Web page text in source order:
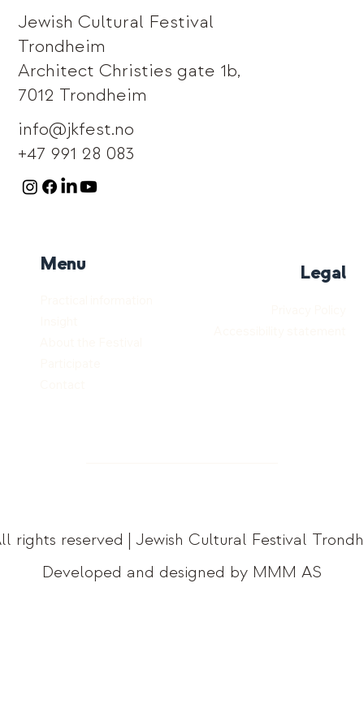
Menu
Jewish Cultural Festival
Trondheim
Architect Christies gate 1b,
7012 Trondheim
info@jkfest.no
+47 991 28 083
Legal
rights reserved | Jewish Cultural Festival
Developed and designed by MMM AS